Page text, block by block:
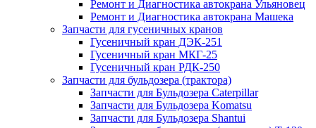
Ремонт и Диагностика автокрана Ульяновец
Ремонт и Диагностика автокрана Машека
Запчасти для гусеничных кранов
Гусеничный кран ДЭК-251
Гусеничный кран МКГ-25
Гусеничный кран РДК-250
Запчасти для бульдозера (трактора)
Запчасти для Бульдозера Caterpillar
Запчасти для Бульдозера Komatsu
Запчасти для Бульдозера Shantui